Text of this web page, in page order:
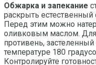
Обжарка и запекание
раскрыть
Перед этим можно
оливковым маслом. Для
противень,
температуре 180
Контролируйте